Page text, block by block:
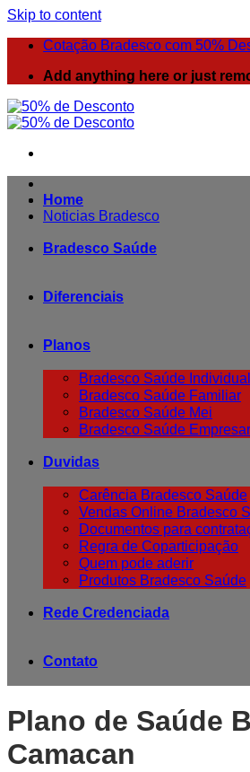
Skip to content
Cotação Bradesco com 50%
Add anything here or just
Noticias Bradesco
Home
Bradesco Saúde
Diferenciais
Planos
Bradesco Saúde Individual
Bradesco Saúde Familiar
Bradesco Saúde Mei
Bradesco Saúde
Duvidas
Carência Bradesco Saúde
Vendas Online Bradesco
Documentos para
Regra de Coparticipação
Quem pode aderir
Produtos Bradesco Saúde
Rede Credenciada
Contato
Plano de Saúde
Camacan